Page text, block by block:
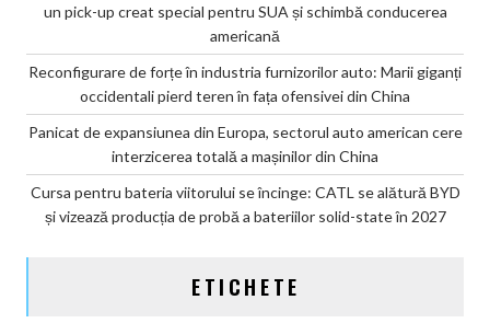
un pick-up creat special pentru SUA și schimbă conducerea
americană
Reconfigurare de forțe în industria furnizorilor auto: Marii giganți
occidentali pierd teren în fața ofensivei din China
Panicat de expansiunea din Europa, sectorul auto american cere
interzicerea totală a mașinilor din China
Cursa pentru bateria viitorului se încinge: CATL se alătură BYD
și vizează producția de probă a bateriilor solid-state în 2027
ETICHETE